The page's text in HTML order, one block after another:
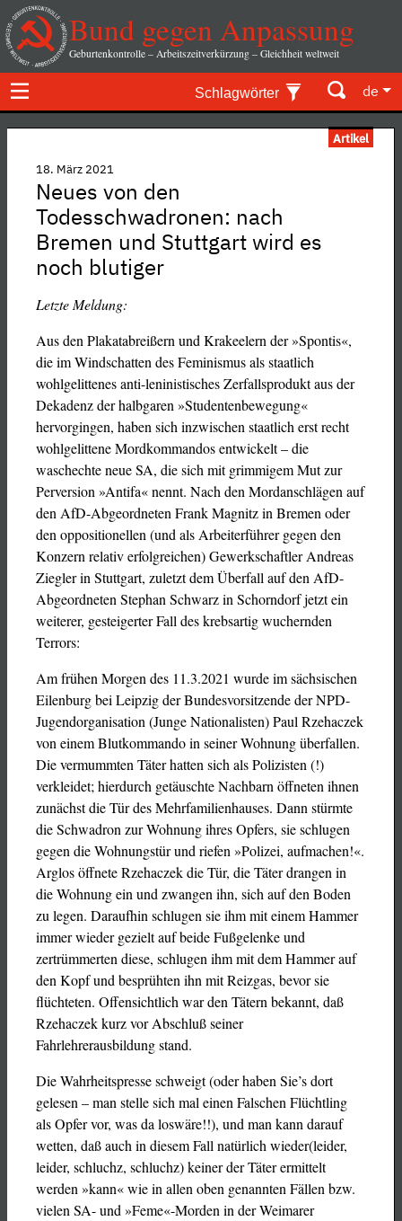
Bund gegen Anpassung
Geburtenkontrolle – Arbeitszeitverkürzung – Gleichheit weltweit
Schlagwörter de
Artikel
18. März 2021
Neues von den
Todesschwadronen: nach
Bremen und Stuttgart wird es
noch blutiger
Letzte Meldung:
Aus den Plakatabreißern und Krakeelern der »Spontis«,
die im Windschatten des Feminismus als staatlich
wohlgelittenes anti-leninistisches Zerfallsprodukt aus der
Dekadenz der halbgaren »Studentenbewegung«
hervorgingen, haben sich inzwischen staatlich erst recht
wohlgelittene Mordkommandos entwickelt – die
waschechte neue SA, die sich mit grimmigem Mut zur
Perversion »Antifa« nennt. Nach den Mordanschlägen auf
den AfD-Abgeordneten Frank Magnitz in Bremen oder
den oppositionellen (und als Arbeiterführer gegen den
Konzern relativ erfolgreichen) Gewerkschaftler Andreas
Ziegler in Stuttgart, zuletzt dem Überfall auf den AfD-
Abgeordneten Stephan Schwarz in Schorndorf jetzt ein
weiterer, gesteigerter Fall des krebsartig wuchernden
Terrors:
Am frühen Morgen des 11.3.2021 wurde im sächsischen
Eilenburg bei Leipzig der Bundesvorsitzende der NPD-
Jugendorganisation (Junge Nationalisten) Paul Rzehaczek
von einem Blutkommando in seiner Wohnung überfallen.
Die vermummten Täter hatten sich als Polizisten (!)
verkleidet; hierdurch getäuschte Nachbarn öffneten ihnen
zunächst die Tür des Mehrfamilienhauses. Dann stürmte
die Schwadron zur Wohnung ihres Opfers, sie schlugen
gegen die Wohnungstür und riefen »Polizei, aufmachen!«.
Arglos öffnete Rzehaczek die Tür, die Täter drangen in
die Wohnung ein und zwangen ihn, sich auf den Boden
zu legen. Daraufhin schlugen sie ihm mit einem Hammer
immer wieder gezielt auf beide Fußgelenke und
zertrümmerten diese, schlugen ihm mit dem Hammer auf
den Kopf und besprühten ihn mit Reizgas, bevor sie
flüchteten. Offensichtlich war den Tätern bekannt, daß
Rzehaczek kurz vor Abschluß seiner
Fahrlehrerausbildung stand.
Die Wahrheitspresse schweigt (oder haben Sie’s dort
gelesen – man stelle sich mal einen Falschen Flüchtling
als Opfer vor, was da loswäre!!), und man kann darauf
wetten, daß auch in diesem Fall natürlich wieder(leider,
leider, schluchz, schluchz) keiner der Täter ermittelt
werden »kann« wie in allen oben genannten Fällen bzw.
vielen SA- und »Feme«-Morden in der Weimarer